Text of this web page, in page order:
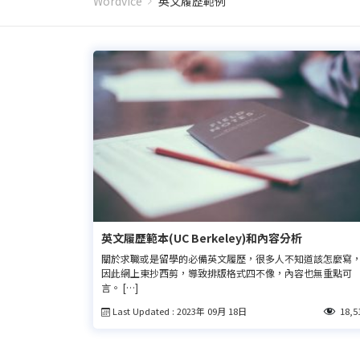
英文履歷範本(UC Berkeley)和內容分析
關於求職或是留學的必備英文履歷，很多人不知道該怎麼寫
因此網上東抄西剪，導致排版格式四不像，內容也無重點可
言。 […]
Last Updated : 2023年 09月 18日